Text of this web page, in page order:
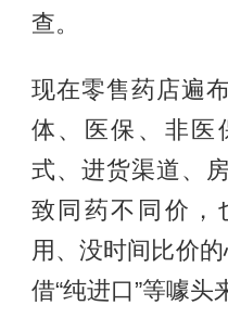
查。
现在零售药店遍
体、医保、非医
式、进货渠道、
致同药不同价，
用、没时间比价
借“纯进口”等噱头